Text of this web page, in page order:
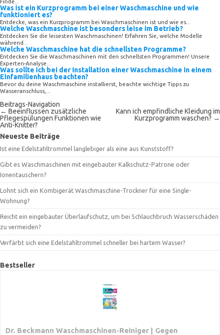
Was ist ein Kurzprogramm bei einer Waschmaschine und wie
funktioniert es?
Entdecke, was ein Kurzprogramm bei Waschmaschinen ist und wie es...
Welche Waschmaschine ist besonders leise im Betrieb?
Entdecken Sie die leisesten Waschmaschinen! Erfahren Sie, welche Modelle
während...
Welche Waschmaschine hat die schnellsten Programme?
Entdecken Sie die Waschmaschinen mit den schnellsten Programmen! Unsere
Experten-Analyse...
Was sollte ich bei der Installation einer Waschmaschine in einem
Einfamilienhaus beachten?
Bevor du deine Waschmaschine installierst, beachte wichtige Tipps zu
Wasseranschluss,...
Beitrags-Navigation
← Beeinflussen zusätzliche
Pflegespülungen Funktionen wie
Anti-Knitter?
Kann ich empfindliche Kleidung im
Kurzprogramm waschen? →
Neueste Beiträge
Ist eine Edelstahltrommel langlebiger als eine aus Kunststoff?
Gibt es Waschmaschinen mit eingebauter Kalkschutz-Patrone oder
Ionentauschern?
Lohnt sich ein Kombigerät Waschmaschine-Trockner für eine Single-
Wohnung?
Reicht ein eingebauter Überlaufschutz, um bei Schlauchbruch Wasserschäden
zu vermeiden?
Verfärbt sich eine Edelstahltrommel schneller bei hartem Wasser?
Bestseller
Dr. Beckmann Waschmaschinen-Reiniger | Gegen